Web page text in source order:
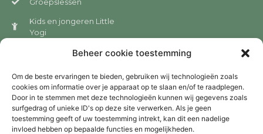
Beheer cookie toestemming
Om de beste ervaringen te bieden, gebruiken wij technologieën zoals
cookies om informatie over je apparaat op te slaan en/of te raadplegen.
Door in te stemmen met deze technologieën kunnen wij gegevens zoals
surfgedrag of unieke ID's op deze site verwerken. Als je geen
toestemming geeft of uw toestemming intrekt, kan dit een nadelige
invloed hebben op bepaalde functies en mogelijkheden.
Kids en jongeren Little
Yogi
B2B en scholen
Nieuwsbrief